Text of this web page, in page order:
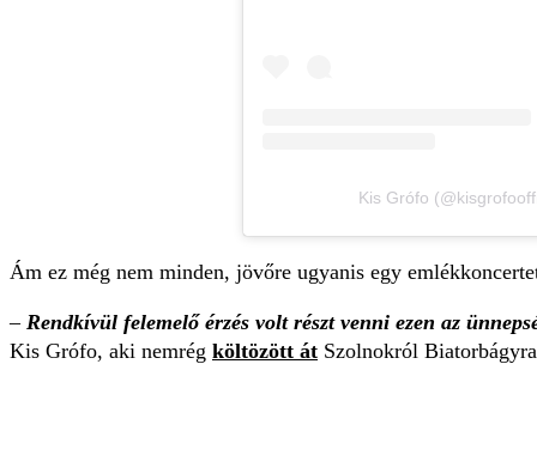
Kis Grófo
Ám ez még nem minden, jövőre ugyanis egy
– Rendkívül felemelő érzés volt részt venni ezen az
Kis Grófo, aki nemrég költözött át Szolnokról